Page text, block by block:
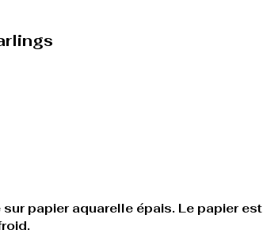
papier aquarelle épais. Le papier est